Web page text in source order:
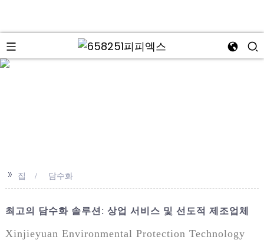
>> 집 담수화
최고의 담수화 솔루션: 상업 서비스 및 선도적 제조업체
Xinjieyuan Environmental Protection Technology